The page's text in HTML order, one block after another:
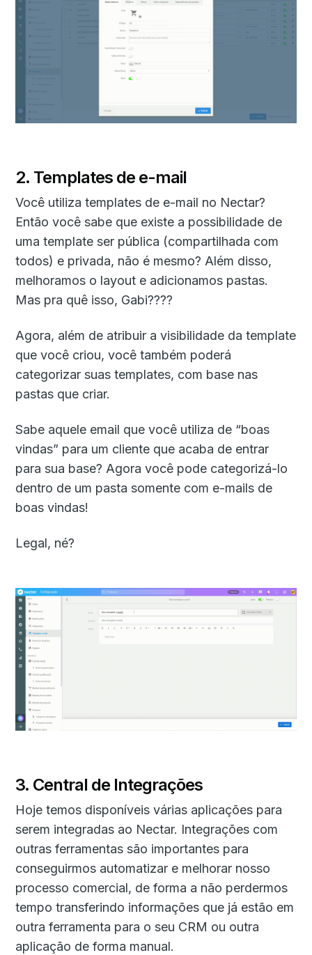
2. Templates de e-mail
Você utiliza templates de e-mail no Nectar?
Então você sabe que existe a possibilidade de
uma template ser pública (compartilhada com
todos) e privada, não é mesmo? Além disso,
melhoramos o layout e adicionamos pastas.
Mas pra quê isso, Gabi????
Agora, além de atribuir a visibilidade da template
que você criou, você também poderá
categorizar suas templates, com base nas
pastas que criar.
Sabe aquele email que você utiliza de “boas
vindas” para um cliente que acaba de entrar
para sua base? Agora você pode categorizá-lo
dentro de um pasta somente com e-mails de
boas vindas!
Legal, né?
3. Central de Integrações
Hoje temos disponíveis várias aplicações para
serem integradas ao Nectar. Integrações com
outras ferramentas são importantes para
conseguirmos automatizar e melhorar nosso
processo comercial, de forma a não perdermos
tempo transferindo informações que já estão em
outra ferramenta para o seu CRM ou outra
aplicação de forma manual.